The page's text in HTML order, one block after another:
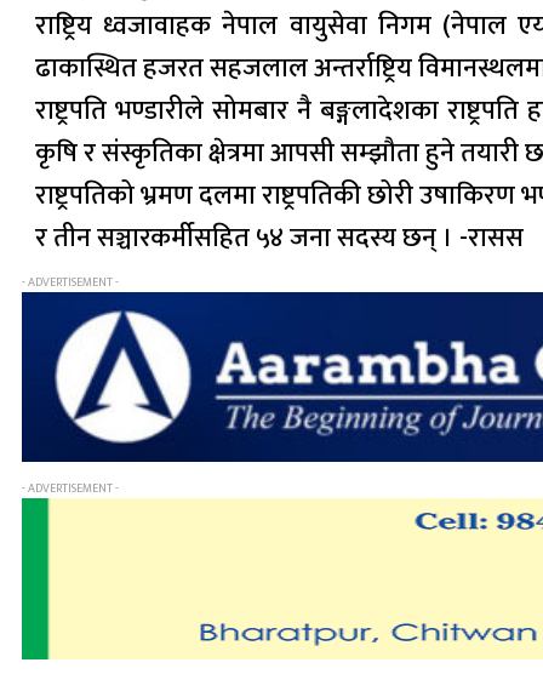
राष्ट्रिय ध्वजावाहक नेपाल वायुसेवा निगम (नेपाल
ढाकास्थित हजरत सहजलाल अन्तर्राष्ट्रिय
राष्ट्रपति भण्डारीले सोमबार नै बङ्गलादेशका
कृषि र संस्कृतिका क्षेत्रमा आपसी सम्झौता हुने तयारी
राष्ट्रपतिको भ्रमण दलमा राष्ट्रपतिकी छोरी
र तीन सञ्चारकर्मीसहित ५४ जना सदस्य छन् । -रासस
- ADVERTISEMENT -
- ADVERTISEMENT -